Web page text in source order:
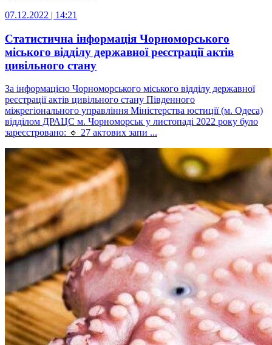
07.12.2022 | 14:21
Статистична інформація Чорноморського
міського відділу державної реєстрації актів
цивільного стану
За інформацією Чорноморського міського відділу державної
реєстрації актів цивільного стану Південного
міжрегіонального управління Міністерства юстиції (м. Одеса)
відділом ДРАЦС м. Чорноморськ у листопаді 2022 року було
зареєстровано: 🔹 27 актових запи ...